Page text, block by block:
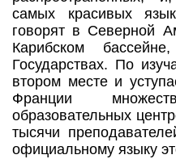
самых красивых
говорят в Северной
Карибском
Государствах. По
втором месте и
Франции
образовательных
тысячи
официальному языку